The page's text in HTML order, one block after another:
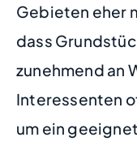
Gebieten eher
dass
zunehmend an
Interessenten
um ein